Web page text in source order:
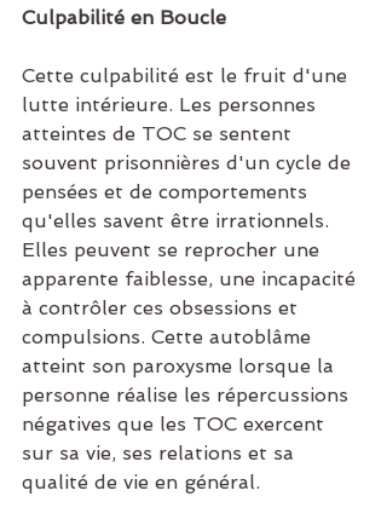
Culpabilité en Boucle
Cette culpabilité est le fruit d'une
lutte intérieure. Les personnes
atteintes de TOC se sentent
souvent prisonnières d'un cycle de
pensées et de comportements
qu'elles savent être irrationnels.
Elles peuvent se reprocher une
apparente faiblesse, une incapacité
à contrôler ces obsessions et
compulsions. Cette autoblâme
atteint son paroxysme lorsque la
personne réalise les répercussions
négatives que les TOC exercent
sur sa vie, ses relations et sa
qualité de vie en général.